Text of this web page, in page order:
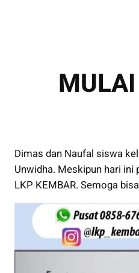
Dimas dan Naufal siswa
Unwidha. Meskipun hari
LKP KEMBAR. Semoga